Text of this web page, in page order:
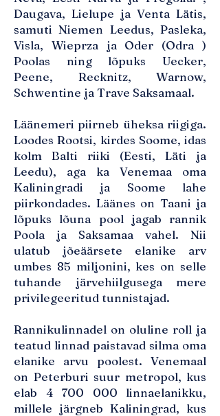
Daugava, Lielupe ja Venta Lätis,
samuti Niemen Leedus, Pasleka,
Visla, Wieprza ja Oder (Odra )
Poolas ning lõpuks Uecker,
Peene, Recknitz, Warnow,
Schwentine ja Trave Saksamaal.
Läänemeri piirneb üheksa riigiga.
Loodes Rootsi, kirdes Soome, idas
kolm Balti riiki (Eesti, Läti ja
Leedu), aga ka Venemaa oma
Kaliningradi ja Soome lahe
piirkondades. Läänes on Taani ja
lõpuks lõuna pool jagab rannik
Poola ja Saksamaa vahel. Nii
ulatub jõeäärsete elanike arv
umbes 85 miljonini, kes on selle
tuhande järvehiilgusega mere
privilegeeritud tunnistajad.
Rannikulinnadel on oluline roll ja
teatud linnad paistavad silma oma
elanike arvu poolest. Venemaal
on Peterburi suur metropol, kus
elab 4 700 000 linnaelanikku,
millele järgneb Kaliningrad, kus